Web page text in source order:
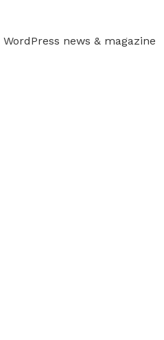
news & magazine